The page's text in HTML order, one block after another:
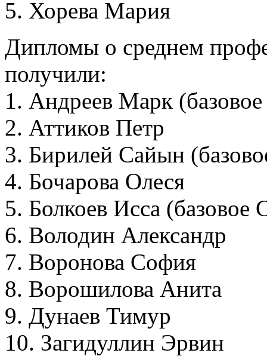
5. Хорева Мария
Дипломы о среднем
получили:
1. Андреев Марк
2. Аттиков Петр
3. Бирилей Сайын
4. Бочарова Олеся
5. Болкоев Исса
6. Володин Александр
7. Воронова София
8. Ворошилова Анита
9. Дунаев Тимур
10. Загидуллин Эрвин